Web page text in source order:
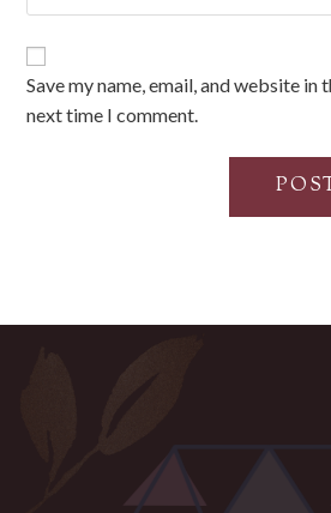
Save my name, email, and website
next time I comment.